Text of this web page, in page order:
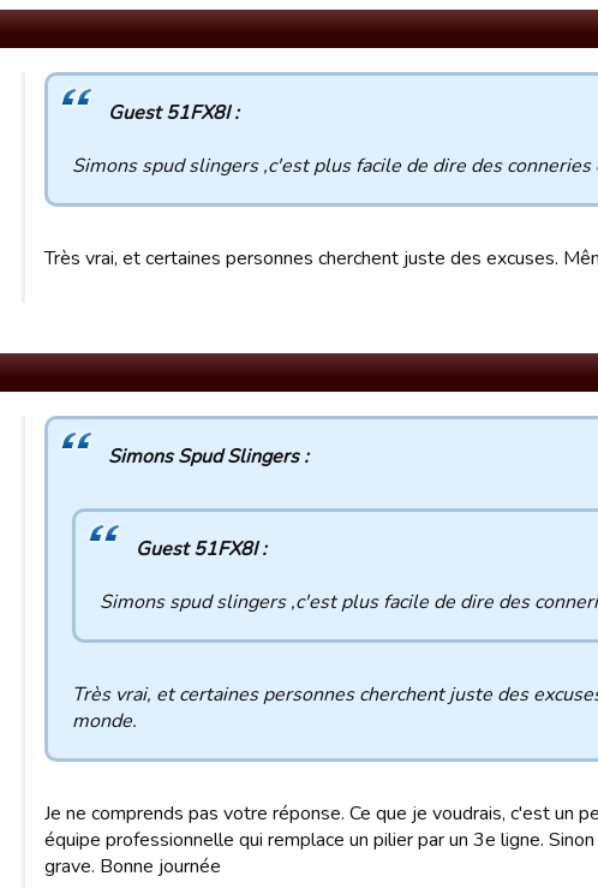
Guest 51FX8I :
Simons spud slingers ,c'est plus facile de dire des
Très vrai, et certaines personnes cherchent juste des excuses.
Simons Spud Slingers :
Guest 51FX8I :
Simons spud slingers ,c'est plus facile de dire des
Très vrai, et certaines personnes cherchent juste des
monde.
Je ne comprends pas votre réponse. Ce que je voudrais, c'est un
équipe professionnelle qui remplace un pilier par un 3e ligne.
grave. Bonne journée